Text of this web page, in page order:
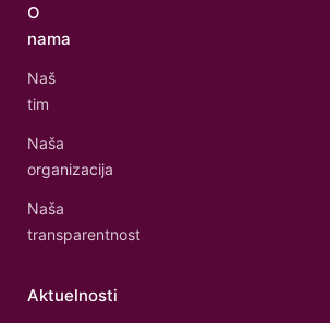
O
nama
Naš
tim
Naša
organizacija
Naša
transparentnost
Aktuelnosti